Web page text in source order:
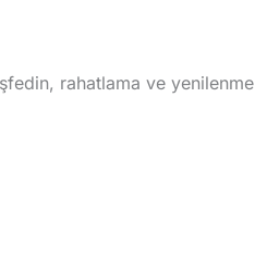
rahatlama ve yenilenme